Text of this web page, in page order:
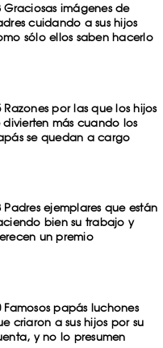
Graciosas imágenes de
cuidando a sus hijos
sólo ellos saben hacerlo
Razones por las que los hijos
divierten más cuando los
se quedan a cargo
Padres ejemplares que están
bien su trabajo y
un premio
Famosos papás luchones
criaron a sus hijos por su
y no lo presumen